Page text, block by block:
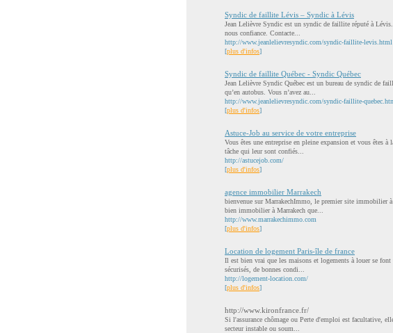
Syndic de faillite Lévis – Syndic à Lévis
Jean Lelièvre Syndic est un syndic de faillite réputé à
nous confiance. Contacte...
http://www.jeanlelievresyndic.com/syndic-faillite-levis.html
[plus d'infos]
Syndic de faillite Québec - Syndic Québec
Jean Lelièvre Syndic Québec est un bureau de syndic de
qu’en autobus. Vous n’avez au...
http://www.jeanlelievresyndic.com/syndic-faillite-
[plus d'infos]
Astuce-Job au service de votre entreprise
Vous êtes une entreprise en pleine expansion et vous êtes à
tâche qui leur sont confiés...
http://astucejob.com/
[plus d'infos]
agence immobilier Marrakech
bienvenue sur MarrakechImmo, le premier site immobilier
bien immobilier à Marrakech que...
http://www.marrakechimmo.com
[plus d'infos]
Location de logement Paris-île de france
Il est bien vrai que les maisons et logements à louer se
sécurisés, de bonnes condi...
http://logement-location.com/
[plus d'infos]
http://www.kironfrance.fr/
Si l'assurance chômage ou Perte d'emploi est facultative,
secteur instable ou soum...